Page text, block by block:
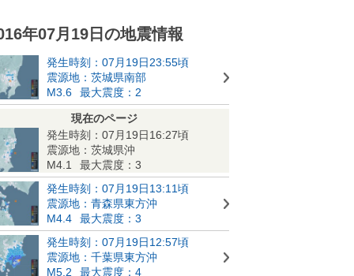
年07月19日の地震情報
発生時刻：07月19日23:55頃
震源地：茨城県南部
M3.6
最大震度：2
現在のページ
発生時刻：07月19日16:27頃
震源地：茨城県沖
M4.1
最大震度：3
発生時刻：07月19日13:11頃
震源地：青森県東方沖
M4.4
最大震度：3
発生時刻：07月19日12:57頃
震源地：千葉県東方沖
M5.2
最大震度：4